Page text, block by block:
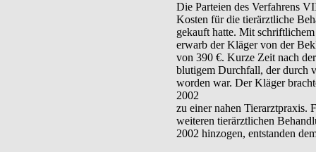
Die Parteien des Verfahrens
Kosten für die tierärztliche
gekauft hatte. Mit
erwarb der Kläger von der
von 390 €. Kurze Zeit nach
blutigem Durchfall, der durch
worden war. Der Kläger
2002
zu einer nahen Tierarztpraxis.
weiteren tierärztlichen
2002 hinzogen, entstanden